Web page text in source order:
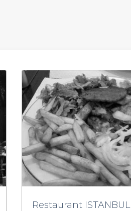
Restaurant ISTANBUL